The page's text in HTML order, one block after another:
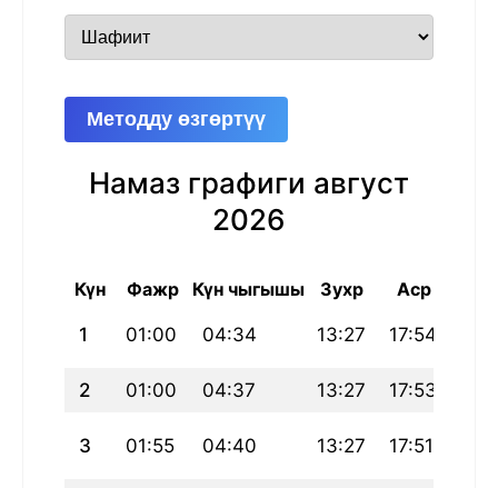
Методду өзгөртүү
Намаз графиги август
2026
Күн Фажр Күн чыгышы Зухр Аср
1 01:00 04:34 13:27 17:54
2 01:00 04:37 13:27 17:53
3 01:55 04:40 13:27 17:51